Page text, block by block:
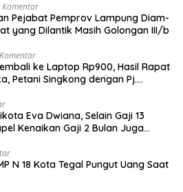
Komentar
Pejabat Pemprov Lampung Diam-
yang Dilantik Masih Golongan III/b
ke Laptop Rp900, Hasil Rapat
Petani Singkong dengan Pj.
Eva Dwiana, Selain Gaji 13
Kenaikan Gaji 2 Bulan Juga
N 18 Kota Tegal Pungut Uang Saat